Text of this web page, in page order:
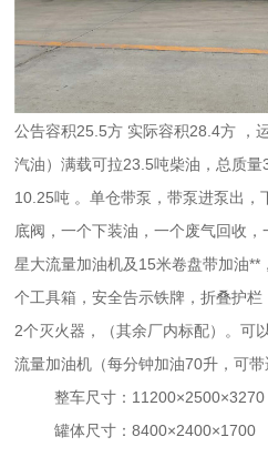
公告容积25.5方 实际容积28.4方 ，
汽油）满载可拉23.5吨柴油，总质量
10.25吨 。单仓带泵，带泵进泵出
底阀，一个下装油，一个废气回收
星大流量加油机及15米卷盘带加油**
个工具箱，安全告示铁牌，折叠护
2个灭火器，（其余厂内标配）。可
流量加油机（每分钟加油70升，可带
整车尺寸： 11200×2500×3270
罐体尺寸：8400×2400×1700